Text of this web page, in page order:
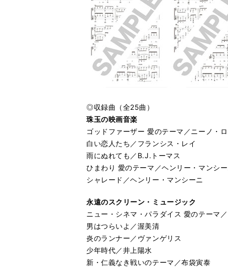
◎収録曲（全25曲）
珠玉の映画音楽
ゴッドファーザー 愛のテーマ／ニーノ・
白い恋人たち／フランシス・レイ
雨にぬれても／B.J.トーマス
ひまわり 愛のテーマ／ヘンリー・マンシー
シャレード／ヘンリー・マンシーニ
永遠のスクリーン・ミュージック
ニュー・シネマ・パラダイス 愛のテーマ
男はつらいよ／渥美清
炎のランナー／ヴァンゲリス
少年時代／井上陽水
新・仁義なき戦いのテーマ／布袋寅泰